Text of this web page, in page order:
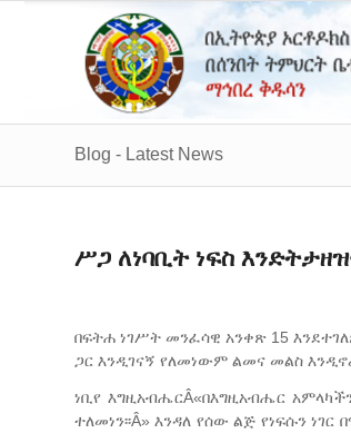
Blog - Latest News
ሥጋ ለነባቢት ነፍስ
በፍትሐ ነገሥት መንፈሳዊ አንቀጽ 15
ጋር እንዲገናኝ የለመነውም ልመና መልስ
ነቢየ እግዚአብሔርÂ«በእግዚአብሔር
ተለመነን፡፡Â» እንዳለ የሰው ልጅ የነፍሱን